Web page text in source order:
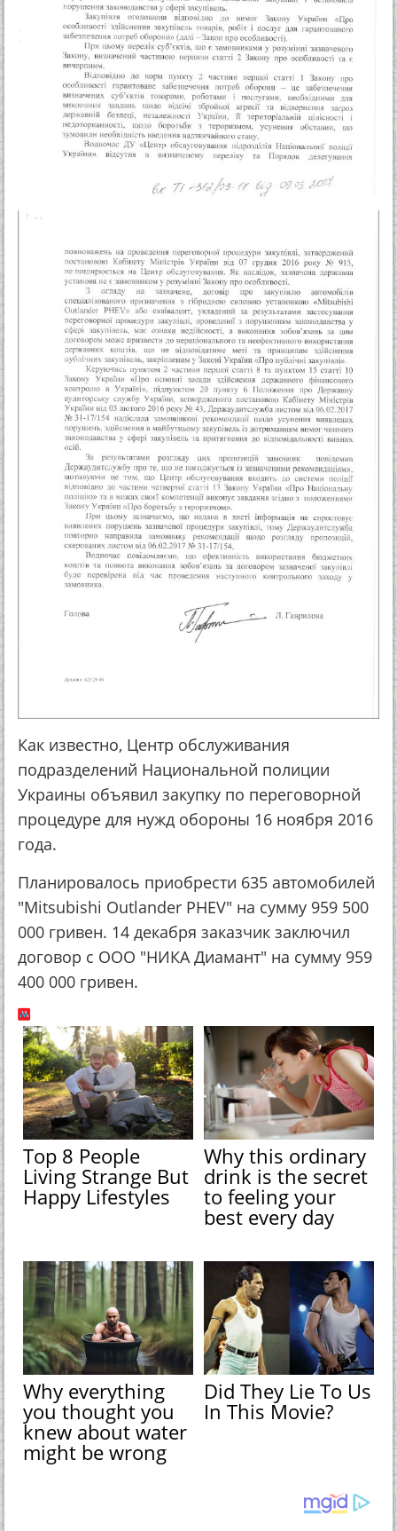
Как известно, Центр обслуживания
подразделений Национальной полиции
Украины объявил закупку по переговорной
процедуре для нужд обороны 16 ноября 2016
года.
Планировалось приобрести 635 автомобилей
"Mitsubishi Outlander PHEV" на сумму 959 500
000 гривен. 14 декабря заказчик заключил
договор с ООО "НИКА Диамант" на сумму 959
400 000 гривен.
Top 8 People
Living Strange But
Happy Lifestyles
Why this ordinary
drink is the secret
to feeling your
best every day
Why everything
you thought you
knew about water
might be wrong
Did They Lie To Us
In This Movie?